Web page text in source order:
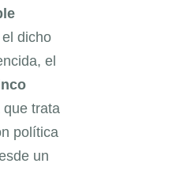
dicho
el
que trata
política
un